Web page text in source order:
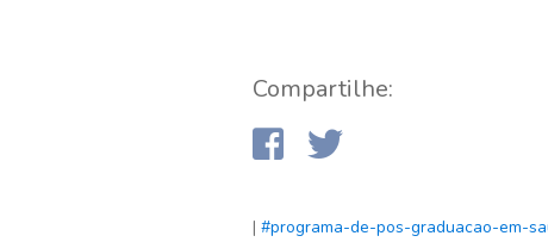
Compartilhe:
| #programa-de-pos-graduacao-em-